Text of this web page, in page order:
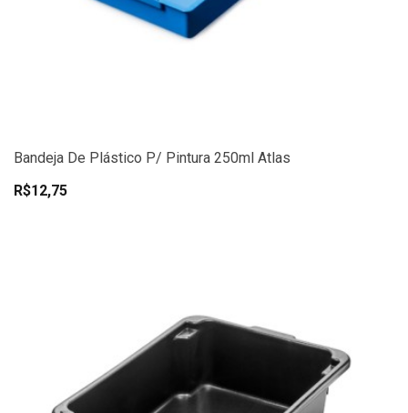
Bandeja De Plástico P/ Pintura 250ml Atlas
R$12,75